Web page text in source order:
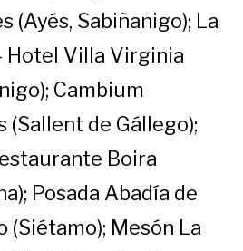
(Ayés, Sabiñanigo); La
Hotel Villa Virginia
Cambium
(Sallent de Gállego);
Boira
Posada Abadía de
(Siétamo); Mesón La